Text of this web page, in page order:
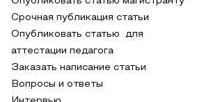
Срочная публикация статьи
Опубликовать статью для
аттестации педагога
Заказать написание статьи
Вопросы и ответы